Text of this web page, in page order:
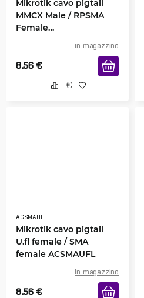
Mikrotik cavo pigtail
MMCX Male / RPSMA
Female
in magazzino
8.56 €
ACSMAUFL
Mikrotik cavo pigtail
U.fl female / SMA
female ACSMAUFL
in magazzino
8.56 €